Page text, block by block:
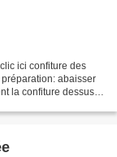
ici confiture des
abaisser
la confiture dessus.